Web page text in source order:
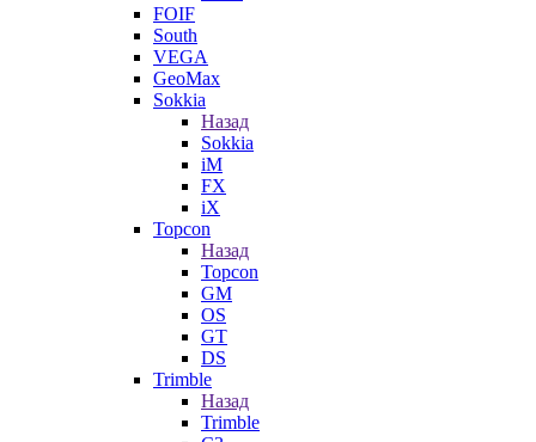
FOIF
South
VEGA
GeoMax
Sokkia
Назад
Sokkia
iM
FX
iX
Topcon
Назад
Topcon
GM
OS
GT
DS
Trimble
Назад
Trimble